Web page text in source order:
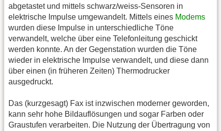
abgetastet und mittels schwarz/weiss-Sensoren in
elektrische Impulse umgewandelt. Mittels eines Modems
wurden diese Impulse in unterschiedliche Töne
verwandelt, welche über eine Telefonleitung geschickt
werden konnte. An der Gegenstation wurden die Töne
wieder in elektrische Impulse verwandelt, und diese dann
über einen (in früheren Zeiten) Thermodrucker
ausgedruckt.
Das (kurzgesagt) Fax ist inzwischen moderner geworden,
kann sehr hohe Bildauflösungen und sogar Farben oder
Graustufen verarbeiten. Die Nutzung der Übertragung von